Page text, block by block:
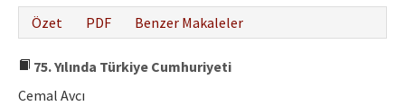
Özet
PDF Benzer Makaleler
75. Yılında Türkiye Cumhuriyeti
Cemal Avcı